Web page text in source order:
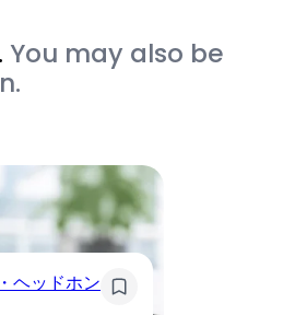
You may also be
ヘッドホン